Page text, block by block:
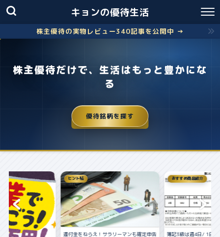
キョンの優待生活
株主優待の実物レビュー340記事を公開中 →
株主優待だけで、生活はもっと豊かにな
る
優待銘柄を探す
ラリーマンも確定申告
おすすめ商品紹介
簿記3級は週4日/ 1日15分/ 4ヶ月で取得
おすすめ商品紹介
年収800万円の会社員